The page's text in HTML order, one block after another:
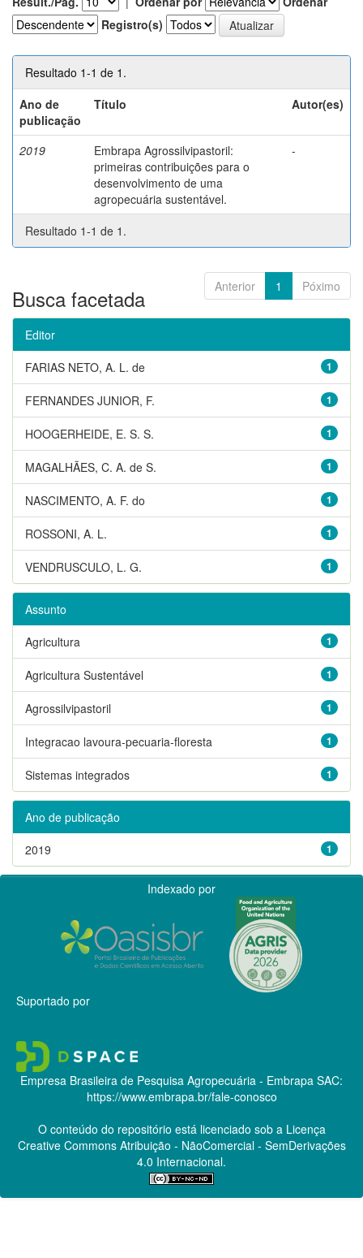
Registro(s)
Resultado 1-1 de 1.
Ano de
publicação
Título Autor(es)
2019
Embrapa Agrossilvipastoril:
primeiras contribuições para o
desenvolvimento de uma
agropecuária sustentável.
-
Resultado 1-1 de 1.
Anterior 1 Póximo
Busca facetada
Editor
1
FARIAS NETO, A. L. de
1
FERNANDES JUNIOR, F.
1
HOOGERHEIDE, E. S. S.
1
MAGALHÃES, C. A. de S.
1
NASCIMENTO, A. F. do
1
ROSSONI, A. L.
1
VENDRUSCULO, L. G.
Assunto
1
Agricultura
1
Agricultura Sustentável
1
Agrossilvipastoril
1
Integracao lavoura-pecuaria-floresta
1
Sistemas integrados
Ano de publicação
1
2019
Indexado por
Suportado por
Empresa Brasileira de Pesquisa Agropecuária - Embrapa SAC:
https://www.embrapa.br/fale-conosco
O conteúdo do repositório está licenciado sob a Licença
Creative CommonsAtribuição - NãoComercial - SemDerivações
4.0 Internacional.